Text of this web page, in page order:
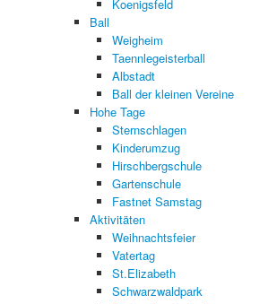
Koenigsfeld
Ball
Weigheim
Taennlegeisterball
Albstadt
Ball der kleinen Vereine
Hohe Tage
Sternschlagen
Kinderumzug
Hirschbergschule
Gartenschule
Fastnet Samstag
Aktivitäten
Weihnachtsfeier
Vatertag
St.Elizabeth
Schwarzwaldpark